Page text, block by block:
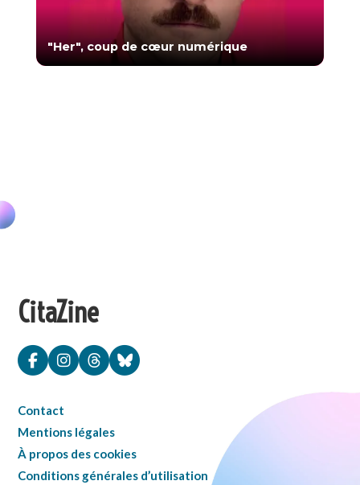
"Her", coup de cœur numérique
CitaZine
Contact
Mentions légales
À propos des cookies
Conditions générales d’utilisation